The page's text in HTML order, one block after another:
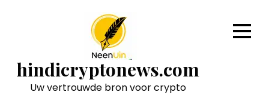
hindicryptonews.com
Uw vertrouwde bron voor crypto